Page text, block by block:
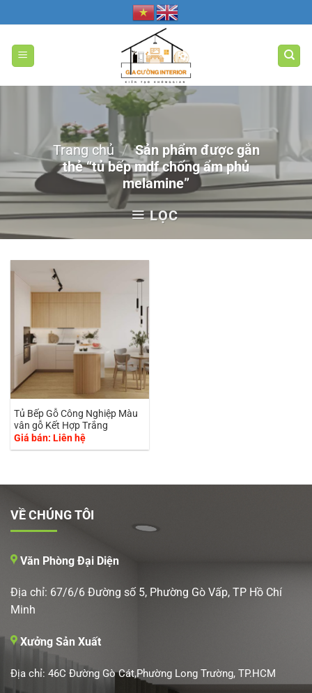
qua
nội
dung
Trang chủ / Sản phẩm được gắn
thẻ “tủ bếp mdf chống ẩm phủ
melamine”
LỌC
Tủ Bếp Gỗ Công Nghiệp Màu
vân gỗ Kết Hợp Trắng
Giá bán: Liên hệ
VỀ CHÚNG TÔI
Văn Phòng Đại Diện
Địa chỉ: 67/6/6 Đường số 5, Phường Gò Vấp, TP Hồ Chí
Minh
Xưởng Sản Xuất
Địa chỉ: 46C Đường Gò Cát,Phường Long Trường, TP.HCM